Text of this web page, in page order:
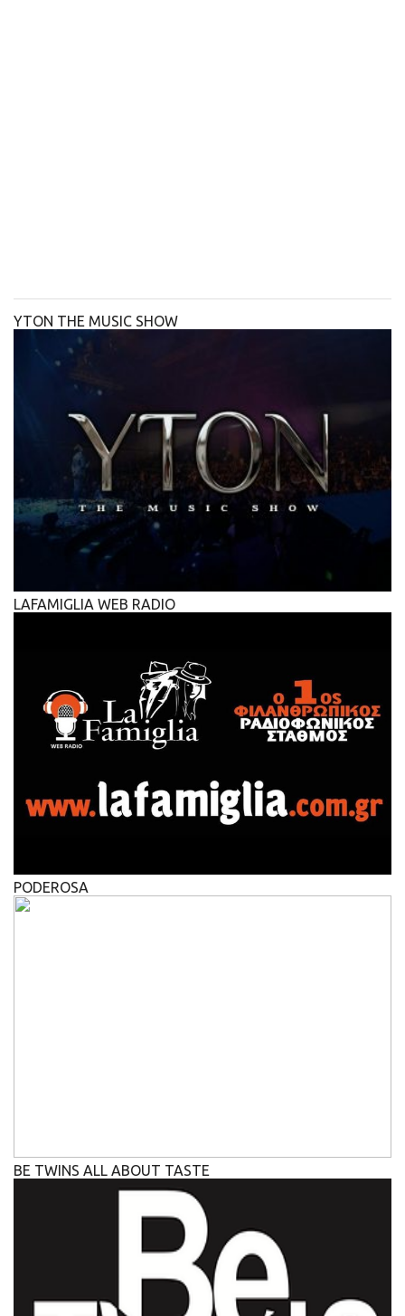
YTON THE MUSIC SHOW
LAFAMIGLIA WEB RADIO
PODEROSA
BE TWINS ALL ABOUT TASTE